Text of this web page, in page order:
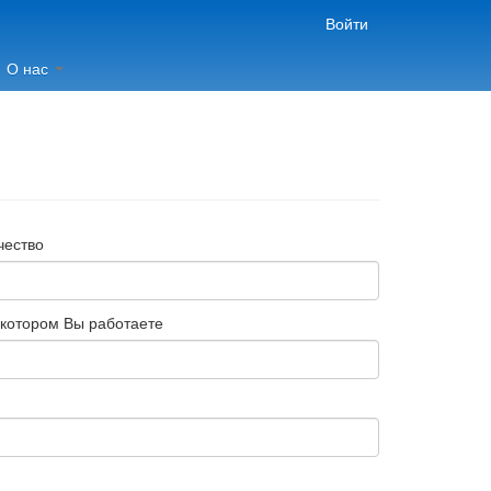
Войти
О нас
Вы работаете